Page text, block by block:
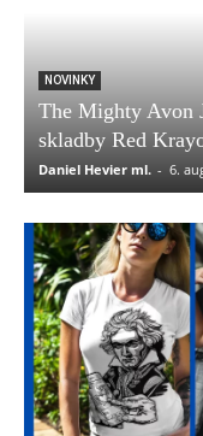
NOVINKY
The Mighty Avon
skladby Red
Daniel Hevier ml. - 6.